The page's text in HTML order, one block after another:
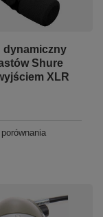
dynamiczny
Shure
XLR